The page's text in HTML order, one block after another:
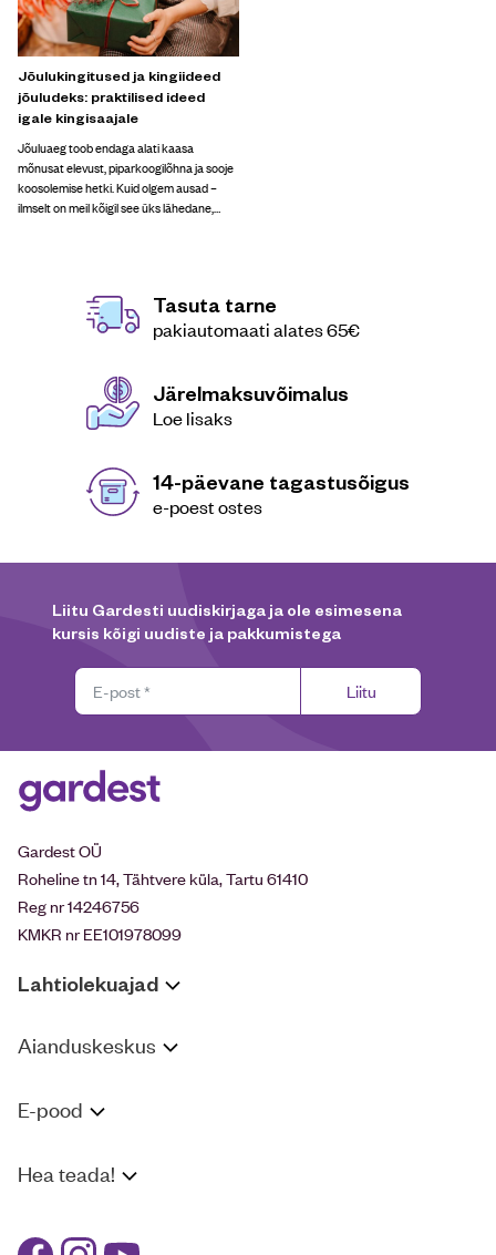
Jõulukingitused ja kingiideed
jõuludeks: praktilised ideed
igale kingisaajale
Jõuluaeg toob endaga alati kaasa
mõnusat elevust, piparkoogilõhna ja sooje
koosolemise hetki. Kuid olgem ausad –
ilmselt on meil kõigil see üks lähedane,
Tasuta tarne
pakiautomaati alates 65€
Järelmaksuvõimalus
Loe lisaks
14-päevane tagastusõigus
e-poest ostes
Liitu Gardesti uudiskirjaga ja ole esimesena
kursis kõigi uudiste ja pakkumistega
Liitu
Gardest OÜ
Roheline tn 14, Tähtvere küla, Tartu 61410
Reg nr 14246756
KMKR nr EE101978099
Lahtiolekuajad
Aianduskeskus
E-pood
Hea teada!